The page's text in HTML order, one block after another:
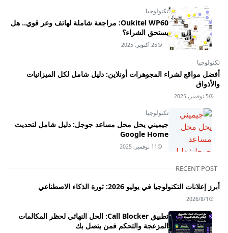
تكنولوجيا
Oukitel WP60: مراجعة شاملة لهاتف وعر قوي.. هل
يستحق الشراء؟
25 أكتوبر, 2025
تكنولوجيا
أفضل مواقع لشراء المجوهرات أونلاين: دليل شامل لكل الميزانيات
والأذواق
5 نوفمبر, 2025
تكنولوجيا
جيميني يحل محل مساعد جوجل: دليل شامل لتحديث
Google Home
11 نوفمبر, 2025
RECENT POST
أبرز إعلانات التكنولوجيا في يوليو 2026: ثورة الذكاء الاصطناعي
2026/8/1
تطبيق Call Blocker: الحل النهائي لحظر المكالمات
المزعجة والتحكم فمن يتصل بك